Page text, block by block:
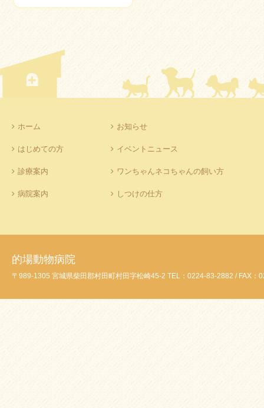
ホーム
はじめての方
診療案内
病院案内
お知らせ
イベントニュース
ワンちゃんネコちゃんの飼い方
しつけの仕方
的場動物病院
〒989-1305 宮城県柴田郡村田町村田字松崎45-2 TEL：0224-83-2882 / FAX：